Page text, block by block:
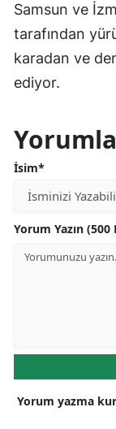
Samsun ve
tarafından
karadan ve
ediyor.
İsim*
Yorum Yazın
Yorum yazma